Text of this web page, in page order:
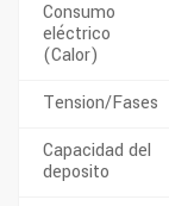
Consumo
eléctrico
(Calor)
Tension/Fases
Capacidad del
deposito